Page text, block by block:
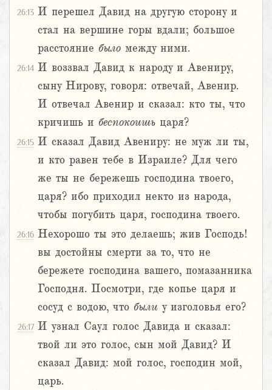
26:13 И перешел Давид на другую сторону и
стал на вершине горы вдали; большое
расстояние было между ними.
26:14 И воззвал Давид к народу и Авениру,
сыну Нирову, говоря: отвечай, Авенир.
И отвечал Авенир и сказал: кто ты, что
кричишь и беспокоишь царя?
26:15 И сказал Давид Авениру: не муж ли ты,
и кто равен тебе в Израиле? Для чего
же ты не бережешь господина твоего,
царя? ибо приходил некто из народа,
чтобы погубить царя, господина твоего.
26:16 Нехорошо ты это делаешь; жив Господь!
вы достойны смерти за то, что не
бережете господина вашего, помазанника
Господня. Посмотри, где копье царя и
сосуд с водою, что были у изголовья его?
26:17 И узнал Саул голос Давида и сказал:
твой ли это голос, сын мой Давид? И
сказал Давид: мой голос, господин мой,
царь.